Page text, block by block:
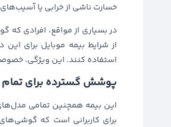
خسارت ناشی از خرابی یا
در بسیاری از مواقع، افرادی
از شرایط بیمه موبایل برای
استفاده کنند. این ویژگی،
پوشش گسترده برای
برای کاربرانی است که